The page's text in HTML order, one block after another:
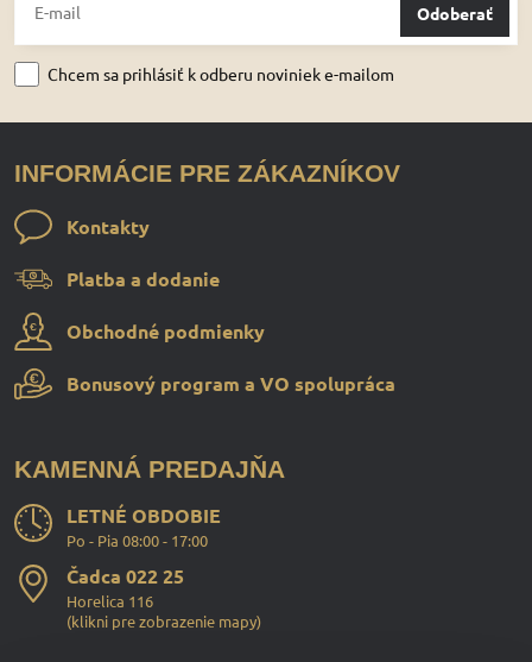
Odoberať
Chcem sa prihlásiť k odberu noviniek e-mailom
INFORMÁCIE PRE ZÁKAZNÍKOV
Kontakty
Platba a dodanie
Obchodné podmienky
Bonusový program a VO spolupráca
KAMENNÁ PREDAJŇA
LETNÉ OBDOBIE
Po - Pia 08:00 - 17:00
Čadca 022 25
Horelica 116
(klikni pre zobrazenie mapy)